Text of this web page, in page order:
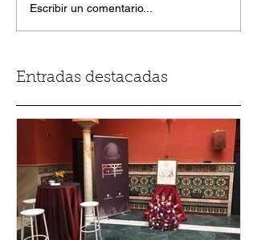
Escribir un comentario...
Entradas destacadas